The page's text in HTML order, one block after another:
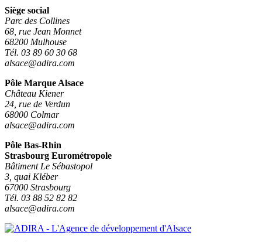
Siège social
Parc des Collines
68, rue Jean Monnet
68200 Mulhouse
Tél. 03 89 60 30 68
alsace@adira.com
Pôle Marque Alsace
Château Kiener
24, rue de Verdun
68000 Colmar
alsace@adira.com
Pôle Bas-Rhin
Strasbourg Eurométropole
Bâtiment Le Sébastopol
3, quai Kléber
67000 Strasbourg
Tél. 03 88 52 82 82
alsace@adira.com